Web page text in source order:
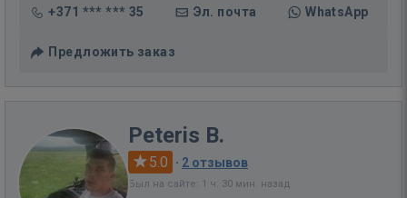
+371 *** *** 35 Эл. почта WhatsApp
Предложить заказ
Peteris B.
5.0 · 2 отзывов
Был на сайте: 1 ч. 30 мин. назад